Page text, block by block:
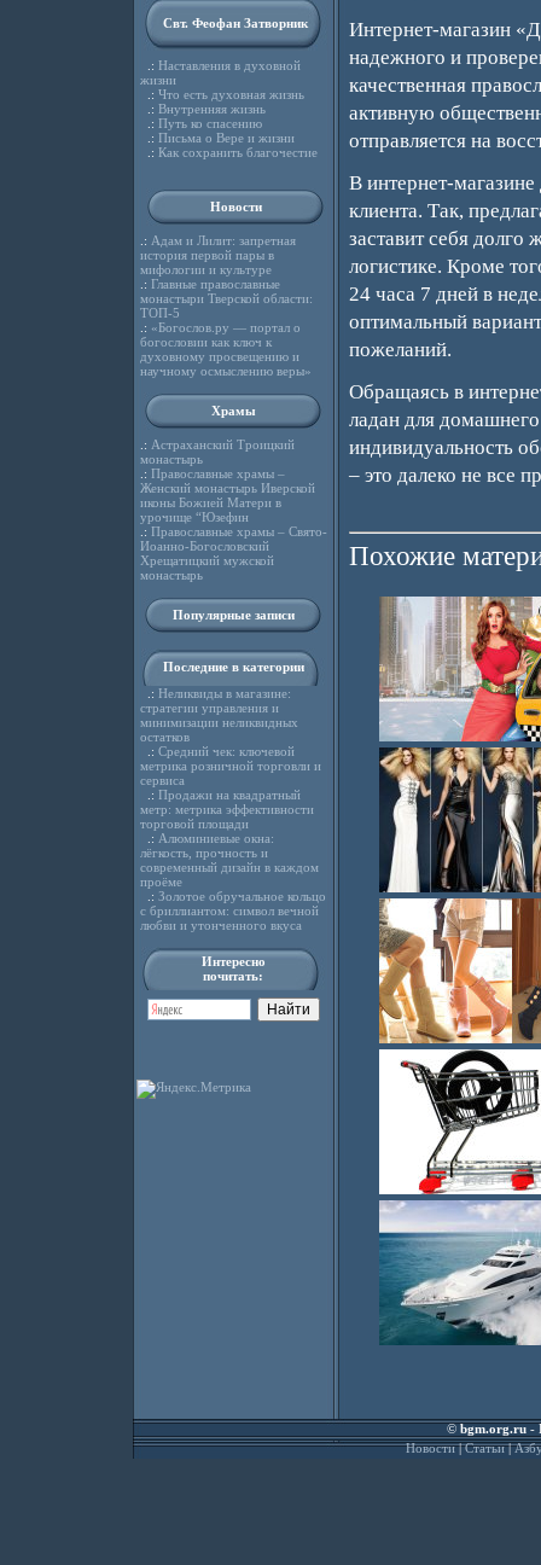
Свт. Феофан Затворник
.: Наставления в духовной
жизни
.: Что есть духовная жизнь
.: Внутренняя жизнь
.: Путь ко спасению
.: Письма о Вере и жизни
.: Как сохранить благочестие
Новости
.: Адам и Лилит: запретная
история первой пары в
мифологии и культуре
.: Главные православные
монастыри Тверской области:
ТОП-5
.: «Богослов.ру — портал о
богословии как ключ к
духовному просвещению и
научному осмыслению веры»
Храмы
.: Астраханский Троицкий
монастырь
.: Православные храмы –
Женский монастырь Иверской
иконы Божией Матери в
урочище “Юзефин
.: Православные храмы – Свято-
Иоанно-Богословский
Хрещатицкий мужской
монастырь
Популярные записи
Последние в категории
.: Неликвиды в магазине:
стратегии управления и
минимизации неликвидных
остатков
.: Средний чек: ключевой
метрика розничной торговли и
сервиса
.: Продажи на квадратный
метр: метрика эффективности
торговой площади
.: Алюминиевые окна:
лёгкость, прочность и
современный дизайн в каждом
проёме
.: Золотое обручальное кольцо
с бриллиантом: символ вечной
любви и утонченного вкуса
Интересно
почитать:
Интернет-магазин
надежного и
качественная
активную
отправляется на
В интернет-
клиента. Так,
заставит себя долго
логистике. Кроме
24 часа 7 дней в
оптимальный
пожеланий.
Обращаясь в
ладан для
индивидуальность
– это далеко не все
Похожие
©bgm.org.ru-
Новости|Статьи|